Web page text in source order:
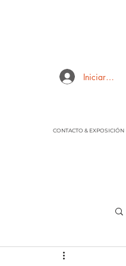
Iniciar sesión
CONTACTO & EXPOSICIÓN